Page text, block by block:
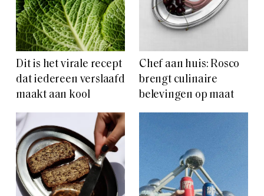
Dit is het virale recept
dat iedereen verslaafd
maakt aan kool
Chef aan huis: Rosco
brengt culinaire
belevingen op maat